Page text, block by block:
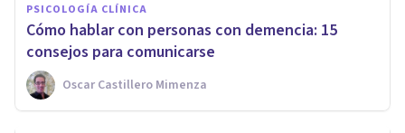
PSICOLOGÍA CLÍNICA
Cómo hablar con personas con demencia: 15
consejos para comunicarse
Oscar Castillero Mimenza